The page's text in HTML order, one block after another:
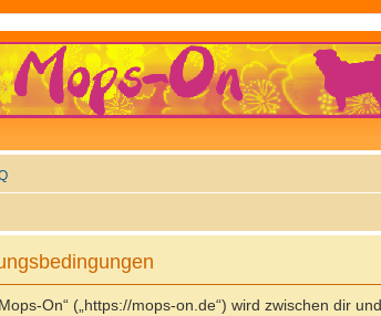
On“ („https://mops-on.de“) wird zwischen dir